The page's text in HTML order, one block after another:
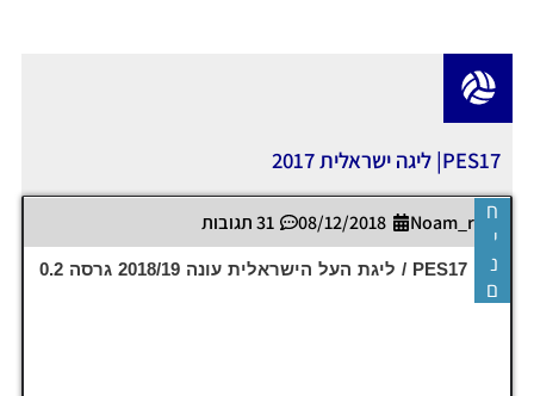
PES17| ליגה ישראלית 2017
Noam_r
08/12/2018 31 תגובות
PES17 PC / ליגת העל הישראלית עונה 2018/19 גרסה 0.2
ח
י
נ
ם